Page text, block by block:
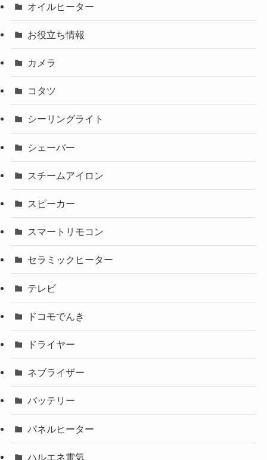
オイルヒーター
お役立ち情報
カメラ
コタツ
シーリングライト
シェーバー
スチームアイロン
スピーカー
スマートリモコン
セラミックヒーター
テレビ
ドコモでんき
ドライヤー
ネブライザー
バッテリー
パネルヒーター
ハルエネ電気